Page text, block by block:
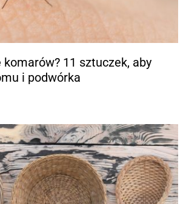
11 sztuczek, aby
i podwórka